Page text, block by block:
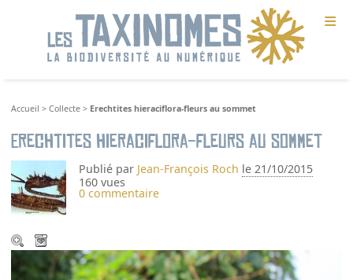
≡
Accueil >Collecte > Erechtites hieraciflora-fleurs au sommet
Erechtites hieraciflora-fleurs au sommet
Publié par Jean-François Roch le 21/10/2015
160 vues
0 commentaire